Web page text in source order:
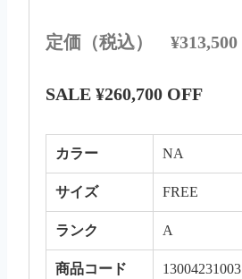
定価（税込） ¥313,500
SALE ¥260,700 OFF
カラー NA
サイズ FREE
ランク A
商品コード 13004231003